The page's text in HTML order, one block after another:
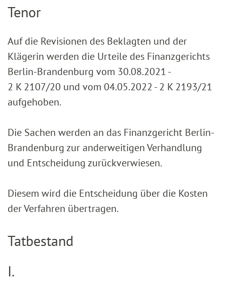
Tenor
Auf die Revisionen des Beklagten und der
Klägerin werden die Urteile des Finanzgerichts
Berlin-Brandenburg vom 30.08.2021 -
2 K 2107/20 und vom 04.05.2022 - 2 K 2193/21
aufgehoben.
Die Sachen werden an das Finanzgericht Berlin-
Brandenburg zur anderweitigen Verhandlung
und Entscheidung zurückverwiesen.
Diesem wird die Entscheidung über die Kosten
der Verfahren übertragen.
Tatbestand
I.